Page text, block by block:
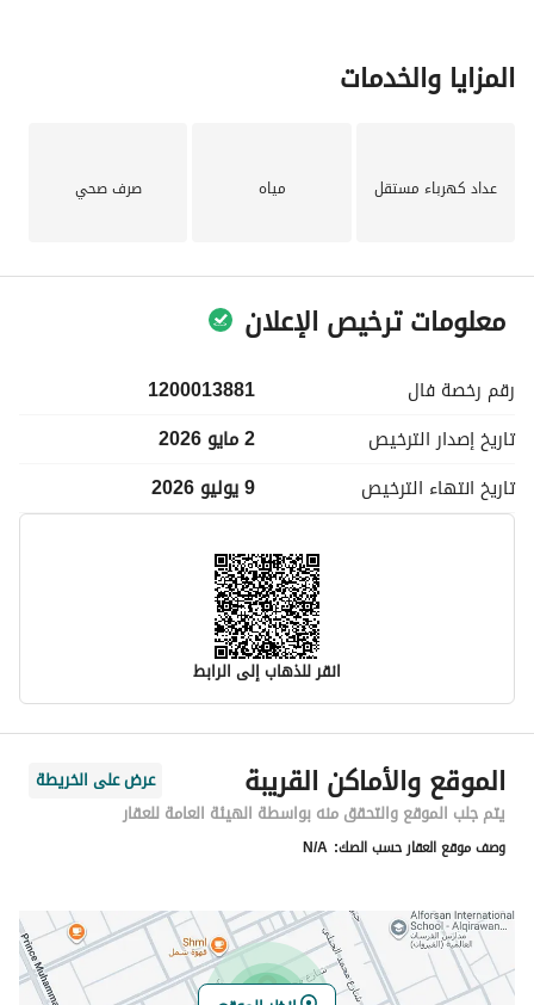
المزايا والخدمات
عداد كهرباء مستقل مياه صرف صحي
معلومات ترخيص الإعلان
رقم رخصة فال
1200013881
تاريخ إصدار الترخيص
2 مايو 2026
تاريخ انتهاء الترخيص 9 يوليو 2026
انقر للذهاب إلى الرابط
معلومات مسؤول الإعلان
اسم المسؤول
مجهد مجاهد وصل الله المطيري
رقم المسؤول
0541961330
الموقع
المنطقة
منطقة الرياض
الموقع والأماكن القريبة
عرض على الخريطة
يتم جلب الموقع والتحقق منه بواسطة الهيئة العامة للعقار
وصف موقع العقار حسب الصك: N/A